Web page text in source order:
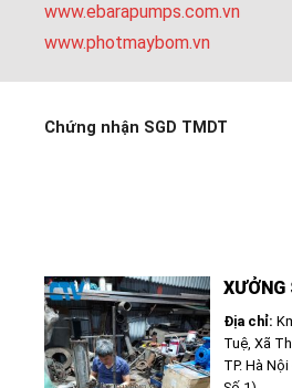
www.ebarapumps.com.vn
www.photmaybom.vn
Chứng nhận SGD TMDT
Địa chỉ:
Tuệ, Xã
TP. Hà